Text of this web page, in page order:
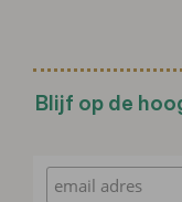
Blijf op de